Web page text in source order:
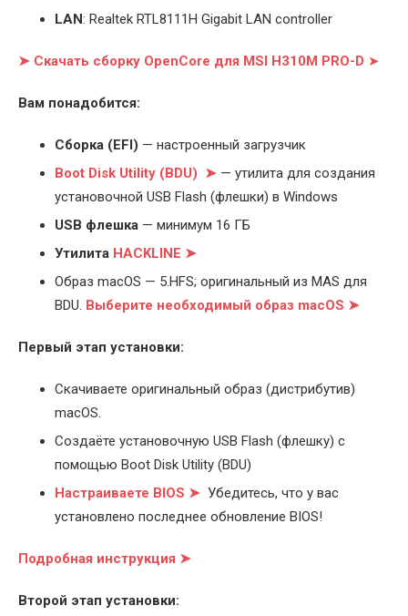
LAN: Realtek RTL8111H Gigabit LAN controller
➤ Скачать сборку OpenCore для MSI H310M PRO-D ➤
Вам понадобится:
Cборка (EFI) — настроенный загрузчик
Boot Disk Utility (BDU) ➤ — утилита для создания
установочной USB Flash (флешки) в Windows
USB флешка — минимум 16 ГБ
Утилита HACKLINE ➤
Образ macOS — 5.HFS; оригинальный из MAS для
BDU. Выберите необходимый образ macOS ➤
Первый этап установки:
Скачиваете оригинальный образ (дистрибутив)
macOS.
Создаёте установочную USB Flash (флешку) с
помощью Boot Disk Utility (BDU)
Настраиваете BIOS ➤ Убедитесь, что у вас
установлено последнее обновление BIOS!
Подробная инструкция ➤
Второй этап установки: